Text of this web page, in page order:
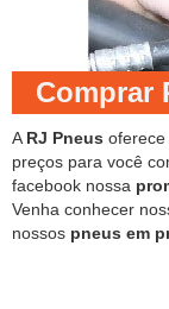
Comprar
A RJ Pneus
preços para você
facebook nossa
Venha conhecer
nossos pneus em